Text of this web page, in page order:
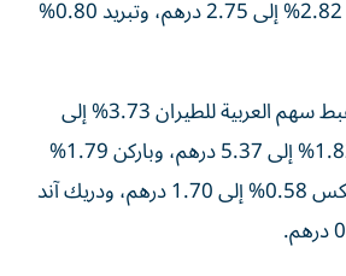
إلى 1.55 درهم، وديوا 2.82% إلى 2.75 درهم، وتبريد 0.80%
وفي قطاع الصناعة، هبط سهم العربية للطيران 3.73% إلى
5.15 درهم، وسالك 1.82% إلى 5.37 درهم، وباركن 1.79%
إلى 5.48 درهم، وأرامكس 0.58% إلى 1.70 درهم، ودريك آند